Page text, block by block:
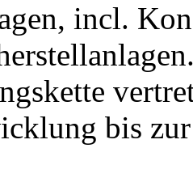
incl.
bis